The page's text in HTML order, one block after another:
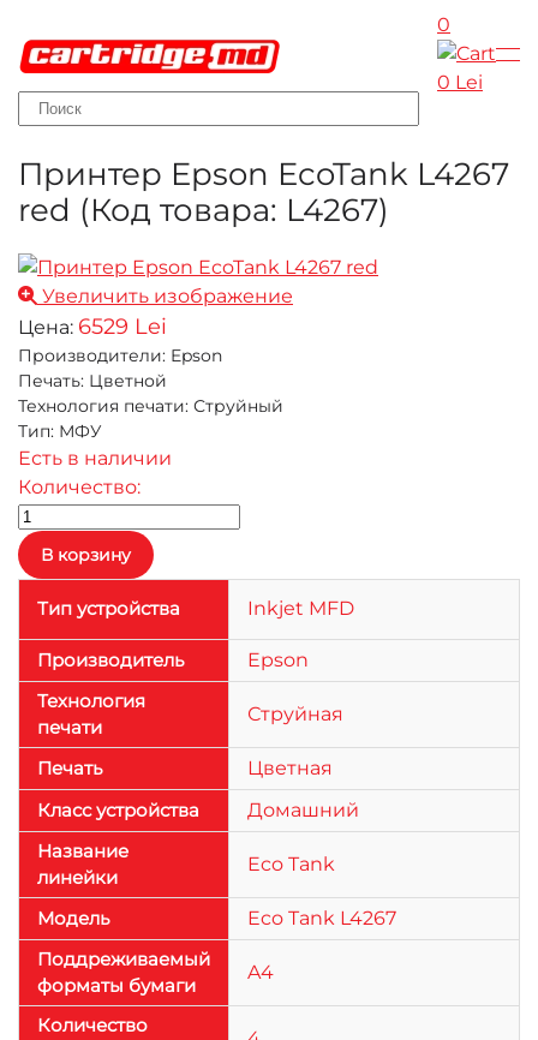
Skip to main content
0
0 Lei
Принтер Epson EcoTank L4267
red (Код товара: L4267)
Увеличить изображение
Цена: 6529 Lei
Производители: Epson
Печать: Цветной
Технология печати: Струйный
Тип: МФУ
Есть в наличии
Количество:
Тип устройства Inkjet MFD
Производитель
Epson
Технология
печати
Струйная
Печать
Цветная
Класс устройства
Домашний
Название
линейки
Eco Tank
Модель
Eco Tank L4267
Поддреживаемый
форматы бумаги
A4
Количество